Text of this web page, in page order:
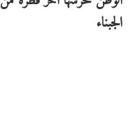
الجبناء